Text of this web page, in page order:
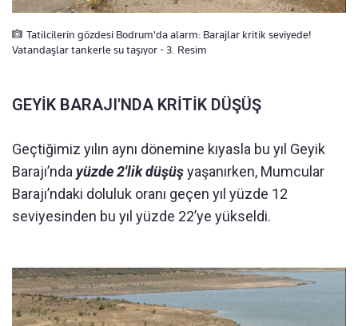
Tatilcilerin gözdesi Bodrum'da alarm: Barajlar kritik seviyede!
Vatandaşlar tankerle su taşıyor - 3. Resim
GEYİK BARAJI'NDA KRİTİK DÜŞÜŞ
Geçtiğimiz yılın aynı dönemine kıyasla bu yıl Geyik
Barajı’nda yüzde 2'lik düşüşyaşanırken, Mumcular
Barajı’ndaki doluluk oranı geçen yıl yüzde 12
seviyesinden bu yıl yüzde 22’ye yükseldi.